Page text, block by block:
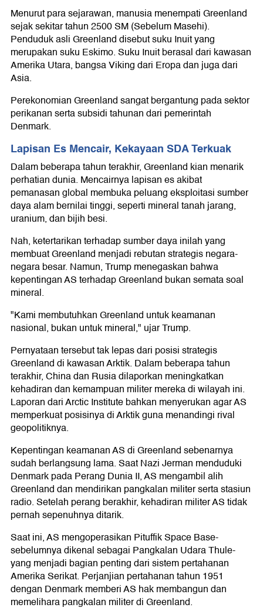
Menurut para sejarawan, manusia menempati Greenland
sejak sekitar tahun 2500 SM (Sebelum Masehi).
Penduduk asli Greenland disebut suku Inuit yang
merupakan suku Eskimo. Suku Inuit berasal dari kawasan
Amerika Utara, bangsa Viking dari Eropa dan juga dari
Asia.
Perekonomian Greenland sangat bergantung pada sektor
perikanan serta subsidi tahunan dari pemerintah
Denmark.
Lapisan Es Mencair, Kekayaan SDA Terkuak
Dalam beberapa tahun terakhir, Greenland kian menarik
perhatian dunia. Mencairnya lapisan es akibat
pemanasan global membuka peluang eksploitasi sumber
daya alam bernilai tinggi, seperti mineral tanah jarang,
uranium, dan bijih besi.
Nah, ketertarikan terhadap sumber daya inilah yang
membuat Greenland menjadi rebutan strategis negara-
negara besar. Namun, Trump menegaskan bahwa
kepentingan AS terhadap Greenland bukan semata soal
mineral.
"Kami membutuhkan Greenland untuk keamanan
nasional, bukan untuk mineral," ujar Trump.
Pernyataan tersebut tak lepas dari posisi strategis
Greenland di kawasan Arktik. Dalam beberapa tahun
terakhir, China dan Rusia dilaporkan meningkatkan
kehadiran dan kemampuan militer mereka di wilayah ini.
Laporan dari Arctic Institute bahkan menyerukan agar AS
memperkuat posisinya di Arktik guna menandingi rival
geopolitiknya.
Kepentingan keamanan AS di Greenland sebenarnya
sudah berlangsung lama. Saat Nazi Jerman menduduki
Denmark pada Perang Dunia II, AS mengambil alih
Greenland dan mendirikan pangkalan militer serta stasiun
radio. Setelah perang berakhir, kehadiran militer AS tidak
pernah sepenuhnya ditarik.
Saat ini, AS mengoperasikan Pituffik Space Base-
sebelumnya dikenal sebagai Pangkalan Udara Thule-
yang menjadi bagian penting dari sistem pertahanan
Amerika Serikat. Perjanjian pertahanan tahun 1951
dengan Denmark memberi AS hak membangun dan
memelihara pangkalan militer di Greenland.